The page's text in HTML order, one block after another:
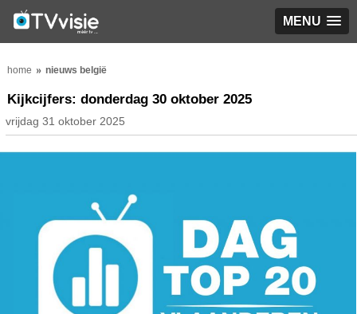
MENU
home nieuws belgië
Kijkcijfers: donderdag 30 oktober 2025
vrijdag 31 oktober 2025